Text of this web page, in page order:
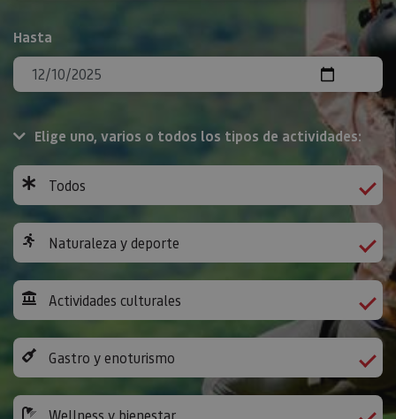
Hasta
Elige uno, varios o todos los tipos de actividades:
Todos
Naturaleza y deporte
Actividades culturales
Gastro y enoturismo
Wellness y bienestar